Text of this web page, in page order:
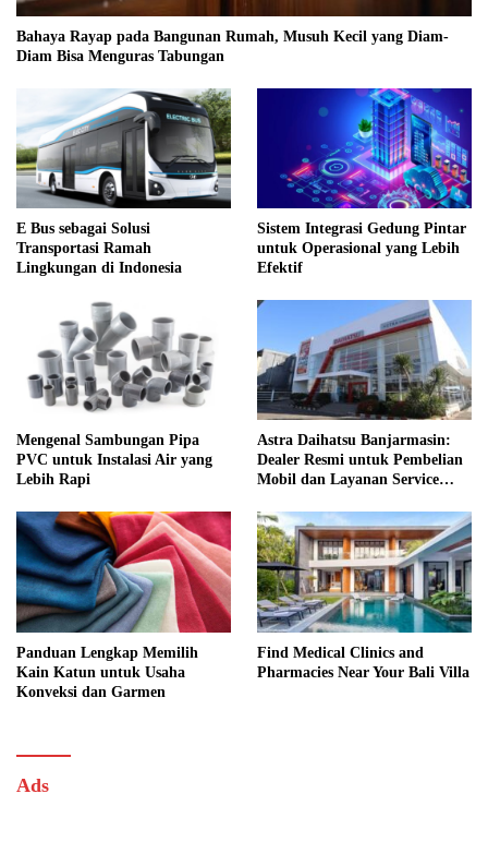
Bahaya Rayap pada Bangunan Rumah, Musuh Kecil yang Diam-
Diam Bisa Menguras Tabungan
E Bus sebagai Solusi
Transportasi Ramah
Lingkungan di Indonesia
Sistem Integrasi Gedung Pintar
untuk Operasional yang Lebih
Efektif
Mengenal Sambungan Pipa
PVC untuk Instalasi Air yang
Lebih Rapi
Astra Daihatsu Banjarmasin:
Dealer Resmi untuk Pembelian
Mobil dan Layanan Service
Panduan Lengkap Memilih
Kain Katun untuk Usaha
Konveksi dan Garmen
Find Medical Clinics and
Pharmacies Near Your Bali Villa
Ads